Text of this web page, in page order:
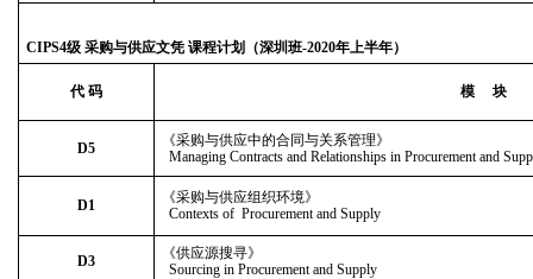
CIPS4级 采购与供应文凭 课程计划（深圳班-2020年上半年）
代 码 模 块
D5
《采购与供应中的合同与关系管理》
Managing Contracts and Relationships in Procurement and
D1
《采购与供应组织环境》
Contexts of Procurement and Supply
D3
《供应源搜寻》
Sourcing in Procurement and Supply